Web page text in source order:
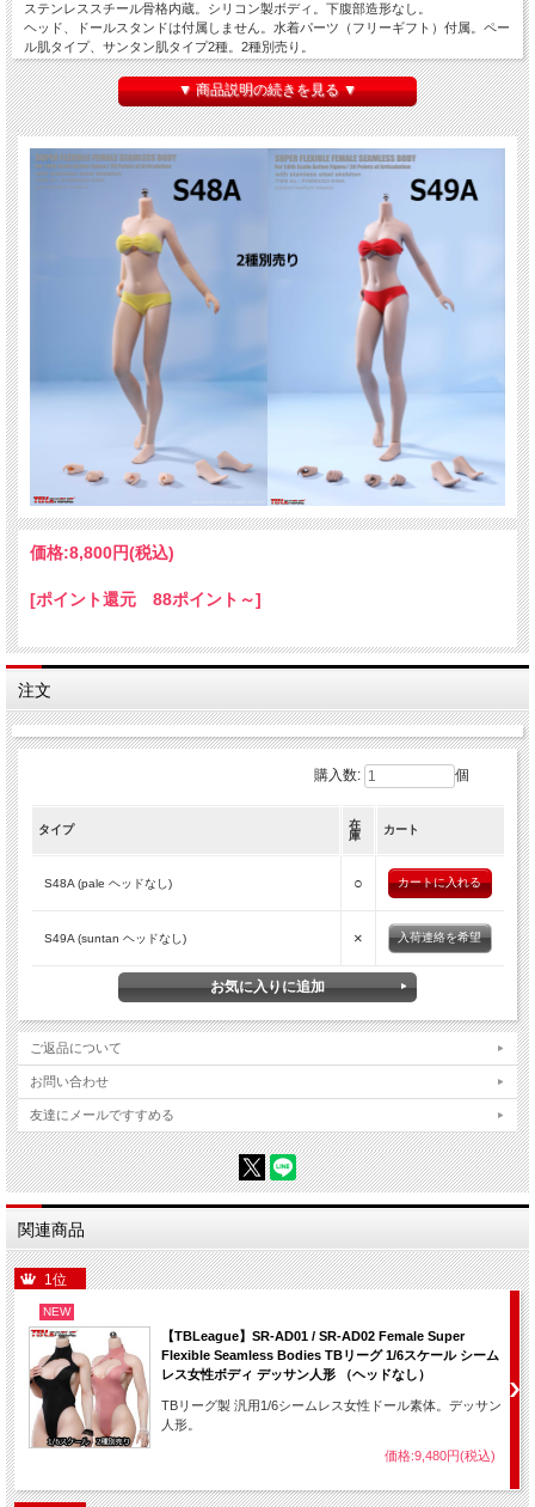
ステンレススチール骨格内蔵。シリコン製ボディ。下腹部造形なし。
ヘッド、ドールスタンドは付属しません。水着パーツ（フリーギフト）付属。ペー
ル肌タイプ、サンタン肌タイプ2種。2種別売り。
＜商品内容＞
1/6 1、1 × TBLeague female seamless body with metal skeleton 2、3 pairs ×
interchangeable hands 3、2 pairs × detachable feet 4、1 × bikini (for free) 5、4
＜各種の特徴＞
S48A : ペールカラー ミドルバスト、シルエットは細すぎず、肉付きがあるガール
モデルタイプ、フットパーツ交換可能
S49A : サンタンカラー ミドルバスト、シルエットは細すぎず、肉付きがあるガー
ルモデルタイプ、フットパーツ交換可能
●１タイプ入りです。タイプをお選びください。
S48A (pale ヘッドなし) 、S49A (suntan ヘッドなし)
※カートに入らないタイプ、表示されないタイプは在庫がございません。
※ヘッドは付属しません。形状等により取り付けに加工が必要な場合や使用できな
い場合がございます。
※関節の固さ、バリの有無など個体差がございますのでご了承ください。
※出荷時からの色のくすみ、色移り等がある場合がございます。
※画像は試作品のため実際の商品と異なる場合がございます。
※無理な方向に動かさないでください。
※生産時期により仕様が異なる場合がございます。
※パッケージに角つぶれ等ダメージがございます。
▼ 商品説明の続きを見る ▼
価格:8,800円(税込)
[ポイント還元 88ポイント～]
注文
購入数: 個
タイプ
在
庫
カート
S48A (pale ヘッドなし) ○
S49A (suntan ヘッドなし) × 入荷連絡を希望
ご返品について
お問い合わせ
友達にメールですすめる
関連商品
1位
NEW
【TBLeague】SR-AD01 / SR-AD02 Female Super
Flexible Seamless Bodies TBリーグ 1/6スケール シーム
レス女性ボディ デッサン人形 （ヘッドなし）
TBリーグ製 汎用1/6シームレス女性ドール素体。デッサン
人形。
価格:9,480円(税込)